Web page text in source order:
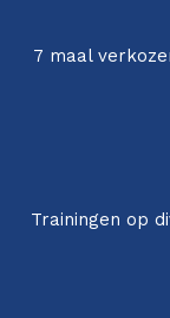
7 maal
Trainingen op